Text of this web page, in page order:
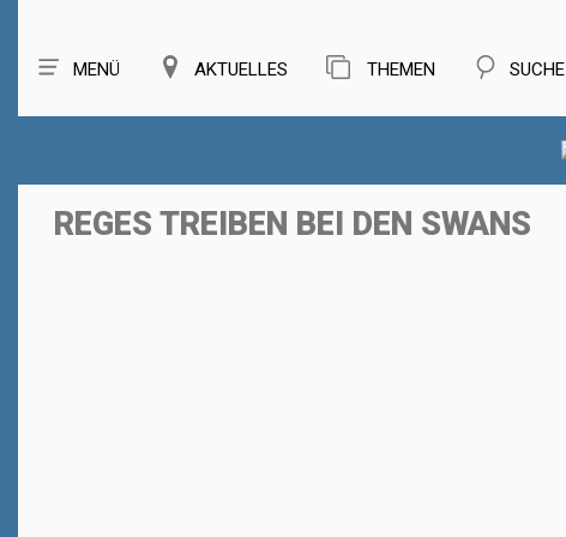
MENÜ AKTUELLES THEMEN SUCHE
REGES TREIBEN BEI DEN SWANS